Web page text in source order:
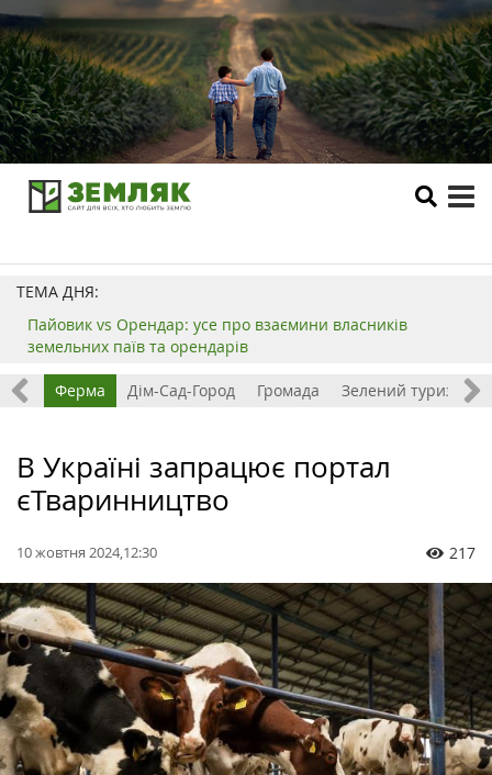
ТЕМА ДНЯ:
Пайовик vs Орендар: усе про взаємини власників
земельних паїв та орендарів
Ферма Дім-Сад-Город Громада Зелений туризм
В Україні запрацює портал
єТваринництво
10 жовтня 2024,12:30 217